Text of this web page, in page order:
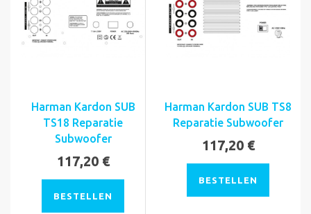
Harman Kardon SUB
TS18 Reparatie
Subwoofer
117,20 €
BESTELLEN
Harman Kardon SUB TS8
Reparatie Subwoofer
117,20 €
BESTELLEN